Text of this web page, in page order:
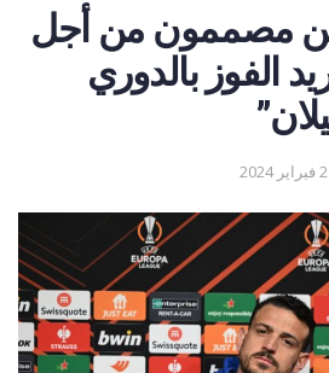
مصممون من أجل
الفوز بالدوري
2024